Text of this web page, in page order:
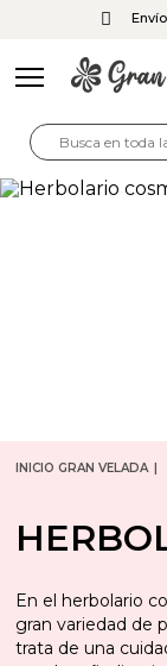
INICIO GRAN VELADA
En el herbolario
gran variedad de
trata de una